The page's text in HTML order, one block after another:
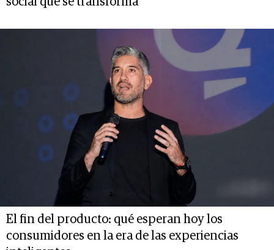
El fin del producto: qué esperan hoy los
consumidores en la era de las experiencias